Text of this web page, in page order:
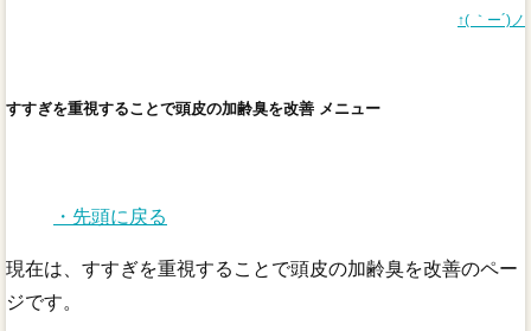
↑( ｀ー´)ノ
すすぎを重視することで頭皮の加齢臭を改善 メニュー
・先頭に戻る
現在は、すすぎを重視することで頭皮の加齢臭を改善のペー
ジです。